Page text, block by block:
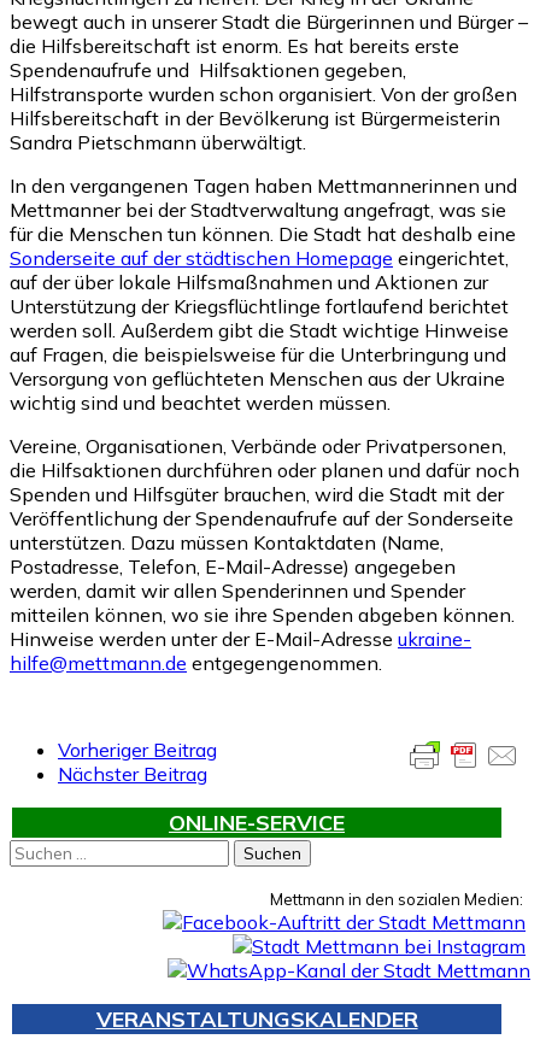
bewegt auch in unserer Stadt die Bürgerinnen und Bürger –
die Hilfsbereitschaft ist enorm. Es hat bereits erste
Spendenaufrufe und Hilfsaktionen gegeben,
Hilfstransporte wurden schon organisiert. Von der großen
Hilfsbereitschaft in der Bevölkerung ist Bürgermeisterin
Sandra Pietschmann überwältigt.
In den vergangenen Tagen haben Mettmannerinnen und
Mettmanner bei der Stadtverwaltung angefragt, was sie
für die Menschen tun können. Die Stadt hat deshalb eine
Sonderseite auf der städtischen Homepage eingerichtet,
auf der über lokale Hilfsmaßnahmen und Aktionen zur
Unterstützung der Kriegsflüchtlinge fortlaufend berichtet
werden soll. Außerdem gibt die Stadt wichtige Hinweise
auf Fragen, die beispielsweise für die Unterbringung und
Versorgung von geflüchteten Menschen aus der Ukraine
wichtig sind und beachtet werden müssen.
Vereine, Organisationen, Verbände oder Privatpersonen,
die Hilfsaktionen durchführen oder planen und dafür noch
Spenden und Hilfsgüter brauchen, wird die Stadt mit der
Veröffentlichung der Spendenaufrufe auf der Sonderseite
unterstützen. Dazu müssen Kontaktdaten (Name,
Postadresse, Telefon, E-Mail-Adresse) angegeben
werden, damit wir allen Spenderinnen und Spender
mitteilen können, wo sie ihre Spenden abgeben können.
Hinweise werden unter der E-Mail-Adresse ukraine-
hilfe@mettmann.de entgegengenommen.
Vorheriger Beitrag
Nächster Beitrag
ONLINE-SERVICE
Suchen
nach:
Mettmann in den sozialen Medien:
VERANSTALTUNGSKALENDER